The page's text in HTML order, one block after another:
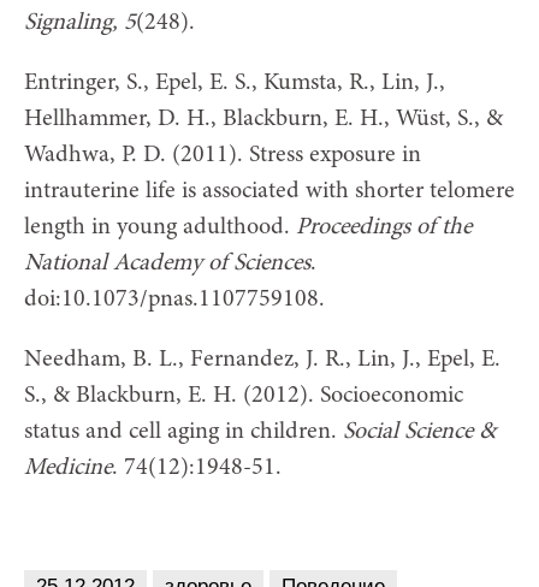
Signaling, 5(248).
Entringer, S., Epel, E. S., Kumsta, R., Lin, J.,
Hellhammer, D. H., Blackburn, E. H., Wüst, S., &
Wadhwa, P. D. (2011). Stress exposure in
intrauterine life is associated with shorter telomere
length in young adulthood. Proceedings of the
National Academy of Sciences.
doi:10.1073/pnas.1107759108.
Needham, B. L., Fernandez, J. R., Lin, J., Epel, E.
S., & Blackburn, E. H. (2012). Socioeconomic
status and cell aging in children. Social Science &
Medicine. 74(12):1948-51.